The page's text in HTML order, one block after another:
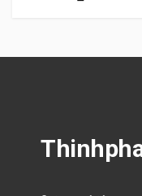
Khoảng giá: từ